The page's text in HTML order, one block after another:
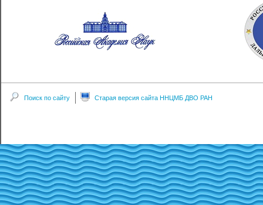
Поиск по сайту Старая версия сайта ННЦМБ ДВО РАН